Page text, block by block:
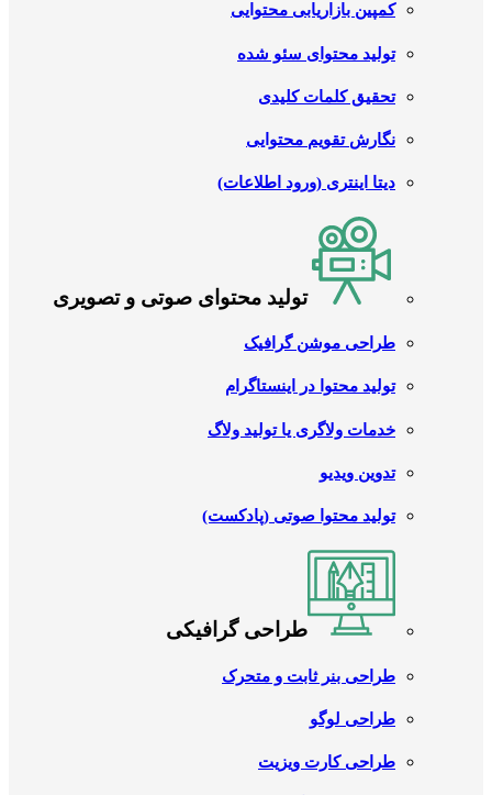
کمپین بازاریابی محتوایی
تولید محتوای سئو شده
تحقیق کلمات کلیدی
نگارش تقویم محتوایی
دیتا اینتری (ورود اطلاعات)
تولید محتوای صوتی و تصویری
طراحی موشن گرافیک
تولید محتوا در اینستاگرام
خدمات ولاگری یا تولید ولاگ
تدوین ویدیو
تولید محتوا صوتی (پادکست)
طراحی گرافیکی
طراحی بنر ثابت و متحرک
طراحی لوگو
طراحی کارت ویزیت